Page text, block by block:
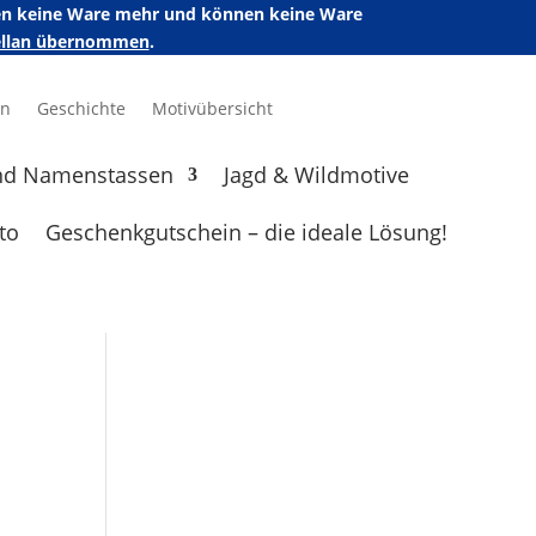
keine Ware mehr und können keine Ware
übernommen.
Geschichte Motivübersicht
Namenstassen
Jagd & Wildmotive
Geschenkgutschein – die ideale Lösung!